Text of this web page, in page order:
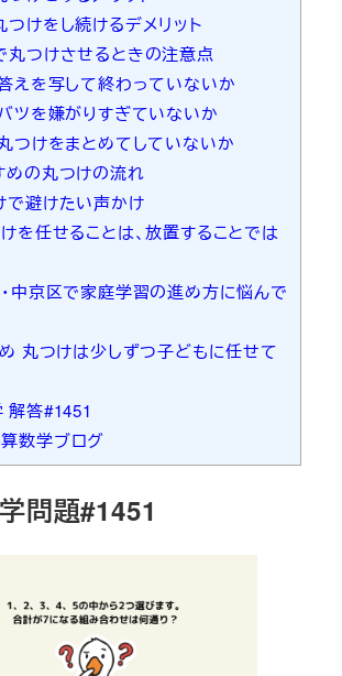
つけをし続けるデメリット
丸つけさせるときの注意点
えを写して終わっていないか
ツを嫌がりすぎていないか
つけをまとめてしていないか
めの丸つけの流れ
で避けたい声かけ
を任せることは、放置することでは
中京区で家庭学習の進め方に悩んで
丸つけは少しずつ子どもに任せて
解答#1451
数学ブログ
問題#1451